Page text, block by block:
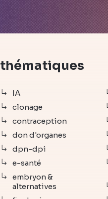
thématiques
IA
clonage
contraception
don d'organes
dpn-dpi
e-santé
embryon &
alternatives